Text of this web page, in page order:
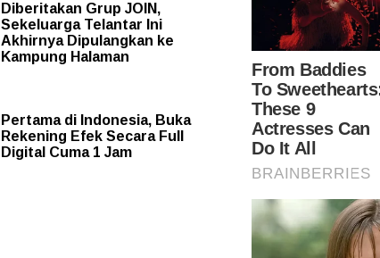
Diberitakan Grup JOIN,
Sekeluarga Telantar Ini
Akhirnya Dipulangkan ke
Kampung Halaman
Pertama di Indonesia, Buka
Rekening Efek Secara Full
Digital Cuma 1 Jam